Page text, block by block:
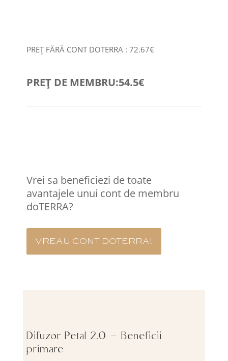
PREȚ FĂRĂ CONT DOTERRA : 72.67€
PREȚ DE MEMBRU:54.5€
Vrei sa beneficiezi de toate
avantajele unui cont de membru
doTERRA?
VREAU CONT DOTERRA!
Difuzor Petal 2.0 – Beneficii
primare